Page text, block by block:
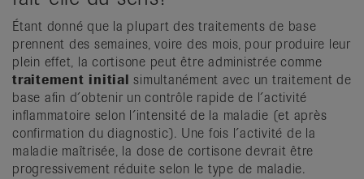
Étant donné que la plupart des traitements de base
prennent des semaines, voire des mois, pour produire leur
plein effet, la cortisone peut être administrée comme
traitement initial simultanément avec un traitement de
base afin d´obtenir un contrôle rapide de l´activité
inflammatoire selon l´intensité de la maladie (et après
confirmation du diagnostic). Une fois l´activité de la
maladie maîtrisée, la dose de cortisone devrait être
progressivement réduite selon le type de maladie.